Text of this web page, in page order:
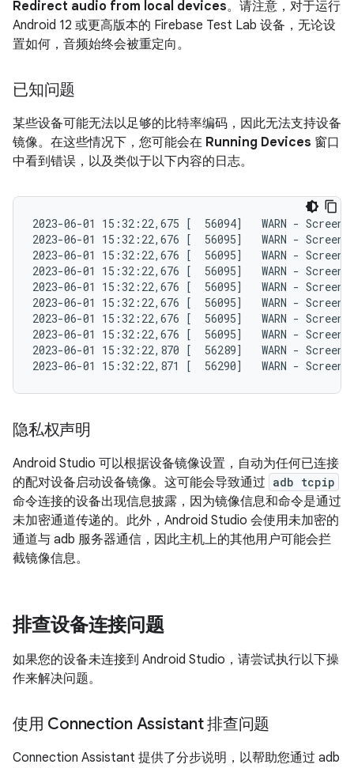
Redirect audio from local devices。请注意，对于运行
Android 12 或更高版本的 Firebase Test Lab 设备，无论设
置如何，音频始终会被重定向。
已知问题
某些设备可能无法以足够的比特率编码，因此无法支持设备
镜像。在这些情况下，您可能会在 Running Devices 窗口
中看到错误，以及类似于以下内容的日志。
2023-06-01 15:32:22,675 [  56094]   WARN -
2023-06-01 15:32:22,676 [  56095]   WARN -
2023-06-01 15:32:22,676 [  56095]   WARN -
2023-06-01 15:32:22,676 [  56095]   WARN -
2023-06-01 15:32:22,676 [  56095]   WARN -
2023-06-01 15:32:22,676 [  56095]   WARN -
2023-06-01 15:32:22,676 [  56095]   WARN -
2023-06-01 15:32:22,676 [  56095]   WARN -
2023-06-01 15:32:22,870 [  56289]   WARN -
隐私权声明
Android Studio 可以根据设备镜像设置，自动为任何已连接
的配对设备启动设备镜像。这可能会导致通过 adb tcpip
命令连接的设备出现信息披露，因为镜像信息和命令是通过
未加密通道传递的。此外，Android Studio 会使用未加密的
通道与 adb 服务器通信，因此主机上的其他用户可能会拦
截镜像信息。
排查设备连接问题
如果您的设备未连接到 Android Studio，请尝试执行以下操
作来解决问题。
使用 Connection Assistant 排查问题
Connection Assistant 提供了分步说明，以帮助您通过 adb